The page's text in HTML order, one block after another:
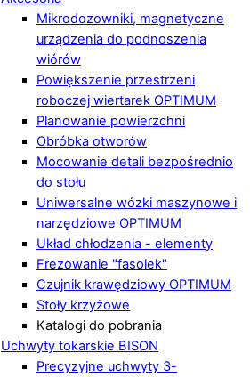
Mikrodozowniki, magnetyczne
urządzenia do podnoszenia
wiórów
Powiększenie przestrzeni
roboczej wiertarek OPTIMUM
Planowanie powierzchni
Obróbka otworów
Mocowanie detali bezpośrednio
do stołu
Uniwersalne wózki maszynowe i
narzędziowe OPTIMUM
Układ chłodzenia - elementy
Frezowanie "fasolek"
Czujnik krawędziowy OPTIMUM
Stoły krzyżowe
Katalogi do pobrania
Uchwyty tokarskie BISON
Precyzyjne uchwyty 3-